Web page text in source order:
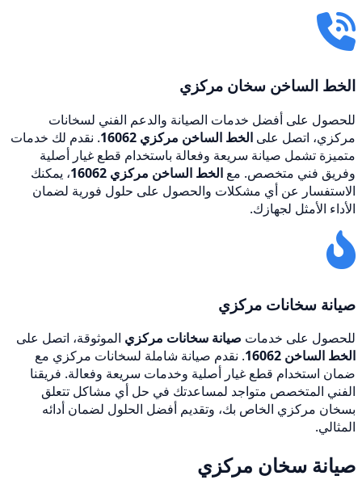
الخط الساخن سخان مركزي
للحصول على أفضل خدمات الصيانة والدعم الفني لسخانات
مركزي، اتصل على الخط الساخن مركزي 16062
. نقدم لك خدمات
متميزة تشمل صيانة سريعة وفعالة باستخدام قطع غيار أصلية
وفريق فني متخصص. مع الخط الساخن مركزي 16062
، يمكنك
الاستفسار عن أي مشكلات والحصول على حلول فورية لضمان
الأداء الأمثل لجهازك.
صيانة سخانات مركزي
للحصول على خدمات صيانة سخانات مركزي الموثوقة، اتصل على
الخط الساخن 16062
. نقدم صيانة شاملة لسخانات مركزي مع
ضمان استخدام قطع غيار أصلية وخدمات سريعة وفعالة. فريقنا
الفني المتخصص متواجد لمساعدتك في حل أي مشاكل تتعلق
بسخان مركزي الخاص بك، وتقديم أفضل الحلول لضمان أدائه
المثالي.
صيانة سخان مركزي